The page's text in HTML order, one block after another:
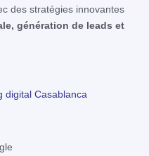
des stratégies innovantes
génération de leads et
digital Casablanca